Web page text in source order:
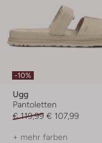
-10%
Ugg
Pantoletten
€ 119,99 € 107,99
+ mehr farben